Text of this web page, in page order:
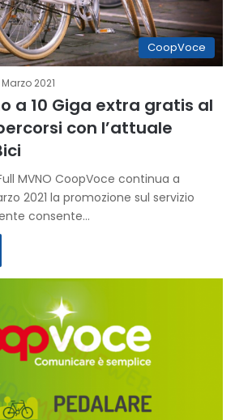
CoopVoce
2021
a 10 Giga extra gratis al
con l’attuale
MVNO CoopVoce continua a
2021 la promozione sul servizio
consente…